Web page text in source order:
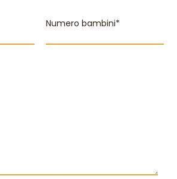
Numero bambini*